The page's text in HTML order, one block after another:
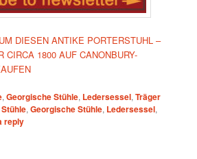
DIESEN ANTIKE PORTERSTUHL –
CIRCA 1800 AUF CANONBURY-
,Georgische Stühle, Ledersessel,Träger
,Georgische Stühle, Ledersessel,
reply